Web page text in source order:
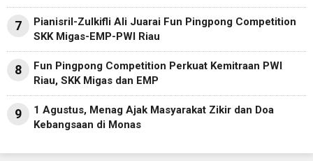
7
Pianisril-Zulkifli Ali Juarai Fun Pingpong Competition
SKK Migas-EMP-PWI Riau
8
Fun Pingpong Competition Perkuat Kemitraan PWI
Riau, SKK Migas dan EMP
9
1 Agustus, Menag Ajak Masyarakat Zikir dan Doa
Kebangsaan di Monas